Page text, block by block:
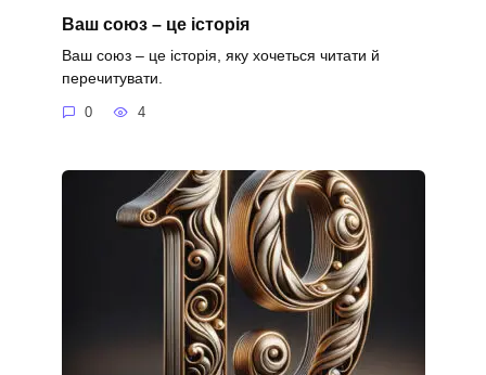
Ваш союз – це історія
Ваш союз – це історія, яку хочеться читати й
перечитувати.
0 4